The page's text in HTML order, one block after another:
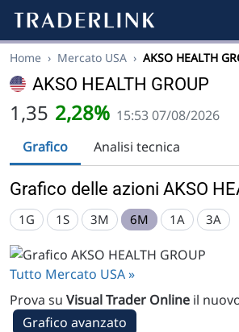
Home › Mercato USA › AKSO HEALTH
AKSO HEALTH GROUP
1,35 2,28% 15:53 07/08/2026
Grafico
Analisi tecnica
Grafico delle azioni AKSO
1G 1S 3M 6M 1A 3A
Tutto Mercato USA »
Prova su Visual Trader Online il
Grafico avanzato